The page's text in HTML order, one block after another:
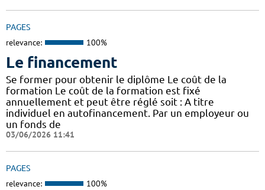
PAGES
relevance: 100%
Le financement
Se former pour obtenir le diplôme Le coût de la
formation Le coût de la formation est fixé
annuellement et peut être réglé soit : A titre
individuel en autofinancement. Par un employeur ou
un fonds de
03/06/2026 11:41
PAGES
relevance: 100%